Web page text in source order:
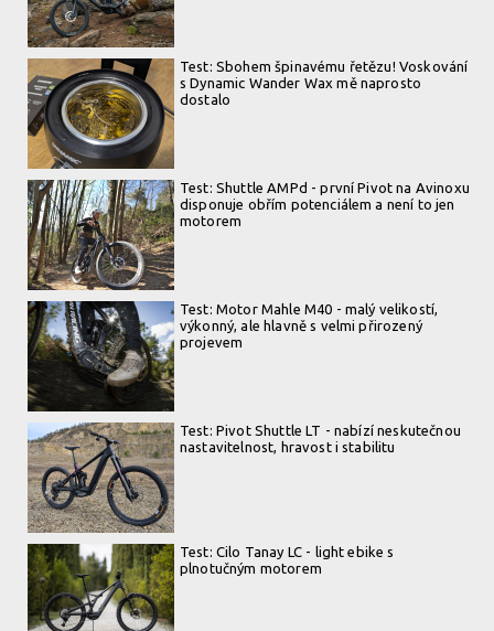
Test: Sbohem špinavému řetězu! Voskování
s Dynamic Wander Wax mě naprosto
dostalo
Test: Shuttle AMPd - první Pivot na Avinoxu
disponuje obřím potenciálem a není to jen
motorem
Test: Motor Mahle M40 - malý velikostí,
výkonný, ale hlavně s velmi přirozený
projevem
Test: Pivot Shuttle LT - nabízí neskutečnou
nastavitelnost, hravost i stabilitu
Test: Cilo Tanay LC - light ebike s
plnotučným motorem